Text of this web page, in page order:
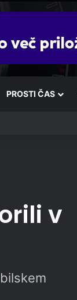
PROSTI ČAS
v